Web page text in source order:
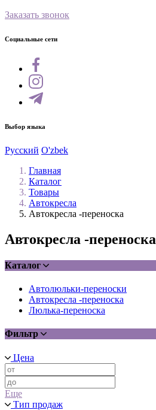
Заказать звонок
Социальные сети
Выбор языка
Русский O'zbek
Главная
Каталог
Товары
Автокресла
Автокресла -переноска
Автокресла -переноска
Каталог
Автолюльки-переноски
Автокресла -переноска
Люлька-переноска
Фильтр
Цена
Еще
Тип продаж